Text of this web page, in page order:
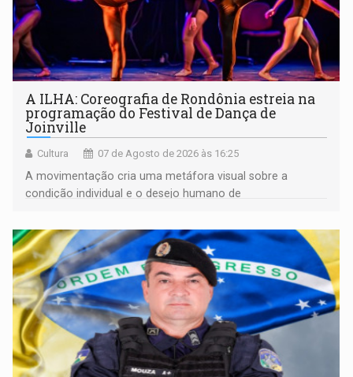
A ILHA: Coreografia de Rondônia estreia na
programação do Festival de Dança de
Joinville
Cultura 07 de Agosto de 2026 às 16:25
A movimentação cria uma metáfora visual sobre a
condição individual e o desejo humano de